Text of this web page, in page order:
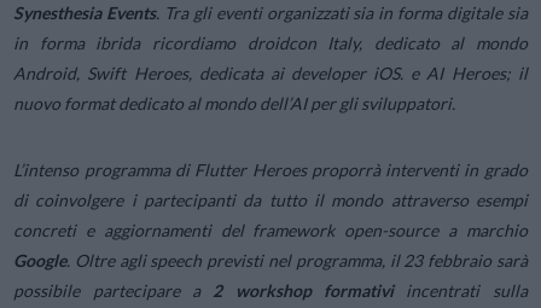
Synesthesia Events. Tra gli eventi organizzati sia in forma digitale sia
in forma ibrida ricordiamo droidcon Italy, dedicato al mondo
Android, Swift Heroes, dedicata ai developer iOS. e AI Heroes; il
nuovo format dedicato al mondo dell’AI per gli sviluppatori.
L’intenso programma di Flutter Heroes proporrà interventi in grado
di coinvolgere i partecipanti da tutto il mondo attraverso esempi
concreti e aggiornamenti del framework open-source a marchio
Google. Oltre agli speech previsti nel programma, il 23 febbraio sarà
possibile partecipare a 2 workshop formativiincentrati sulla